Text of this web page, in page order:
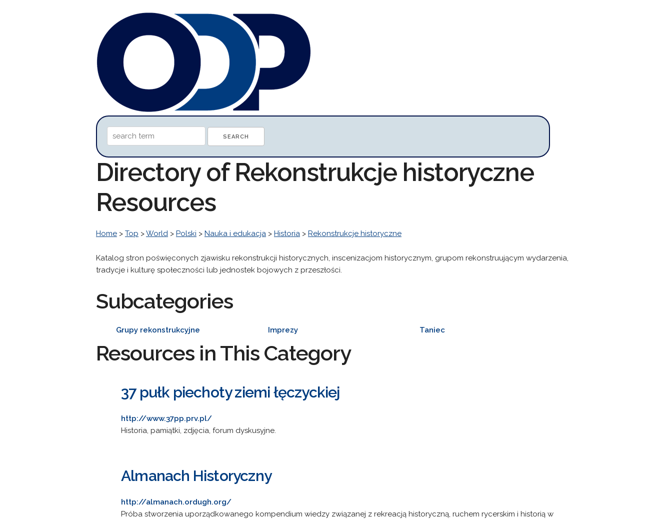
Directory of Rekonstrukcje historyczne
Resources
Home > Top >World > Polski > Nauka i edukacja > Historia > Rekonstrukcje historyczne
Katalog stron poświęconych zjawisku rekonstrukcji historycznych, inscenizacjom historycznym, grupom rekonstruującym wydarzenia,
tradycje i kulturę społeczności lub jednostek bojowych z przeszłości.
Subcategories
Grupy rekonstrukcyjne Imprezy Taniec
Resources in This Category
37 pułk piechoty ziemi łęczyckiej
http://www.37pp.prv.pl/
Historia, pamiątki, zdjęcia, forum dyskusyjne.
Almanach Historyczny
http://almanach.ordugh.org/
Próba stworzenia uporządkowanego kompendium wiedzy związanej z rekreacją historyczną, ruchem rycerskim i historią w